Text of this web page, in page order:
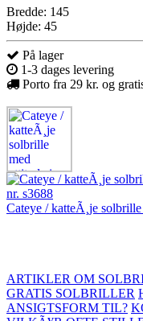
Bredde: 145
Højde: 45
På lager
1-3 dages levering
Porto fra 29 kr. og
Cateye / katteÃ¸je
ARTIKLER OM
GRATIS SOLBRILLER
ANSIGTSFORM TIL?